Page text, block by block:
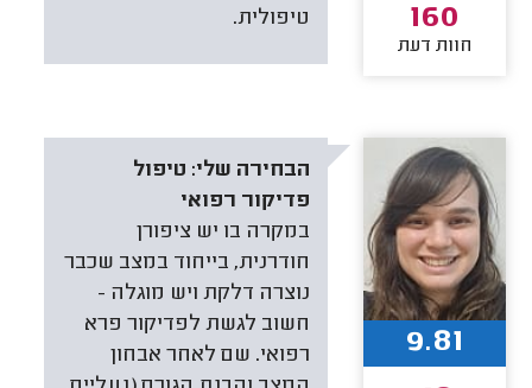
טיפולית.
160
חוות דעת
הבחירה שלי: טיפול
פדיקור רפואי
במקרה בו יש ציפורן
חודרנית, בייחוד במצב שכבר
נוצרה דלקת ויש מוגלה -
חשוב לגשת לפדיקור פרא
רפואי. שם לאחר אבחון
9.81